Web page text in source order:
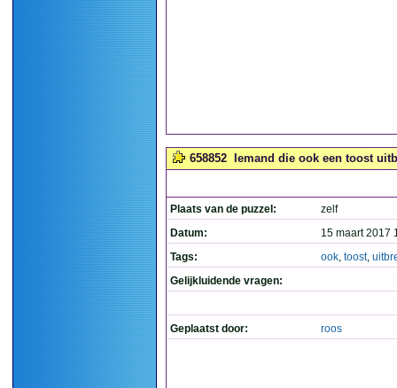
658852 Iemand die ook een toost
Plaats van de puzzel:
zelf
Datum:
15 maart 2017
Tags:
ook, toost,
Gelijkluidende vragen:
Geplaatst door: roos